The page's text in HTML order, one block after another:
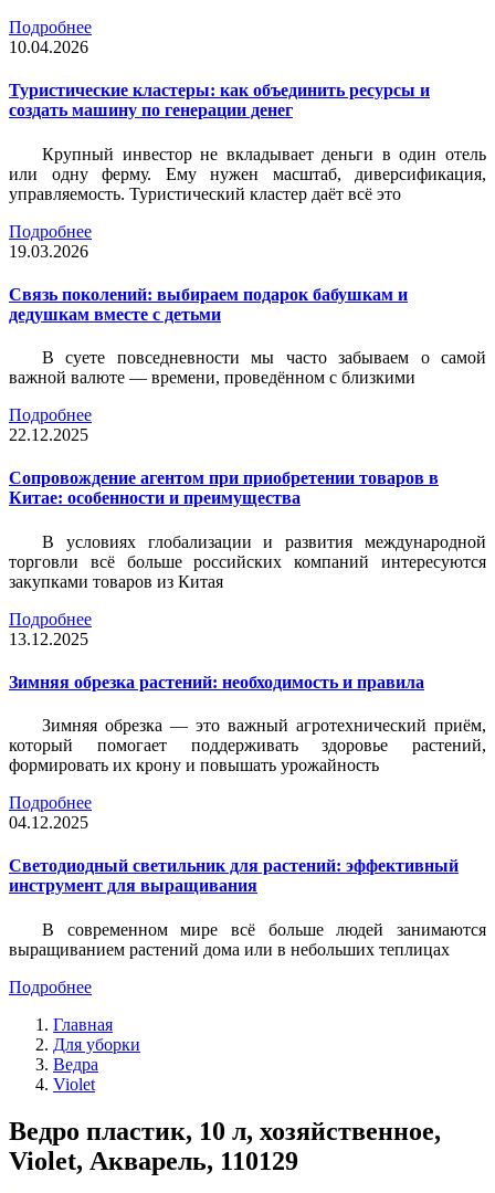
Подробнее
10.04.2026
Туристические кластеры: как объединить ресурсы и
создать машину по генерации денег
Крупный инвестор не вкладывает деньги в один отель
или одну ферму. Ему нужен масштаб, диверсификация,
управляемость. Туристический кластер даёт всё это
Подробнее
19.03.2026
Связь поколений: выбираем подарок бабушкам и
дедушкам вместе с детьми
В суете повседневности мы часто забываем о самой
важной валюте — времени, проведённом с близкими
Подробнее
22.12.2025
Сопровождение агентом при приобретении товаров в
Китае: особенности и преимущества
В условиях глобализации и развития международной
торговли всё больше российских компаний интересуются
закупками товаров из Китая
Подробнее
13.12.2025
Зимняя обрезка растений: необходимость и правила
Зимняя обрезка — это важный агротехнический приём,
который помогает поддерживать здоровье растений,
формировать их крону и повышать урожайность
Подробнее
04.12.2025
Светодиодный светильник для растений: эффективный
инструмент для выращивания
В современном мире всё больше людей занимаются
выращиванием растений дома или в небольших теплицах
Подробнее
Главная
Для уборки
Ведра
Violet
Ведро пластик, 10 л, хозяйственное,
Violet, Акварель, 110129